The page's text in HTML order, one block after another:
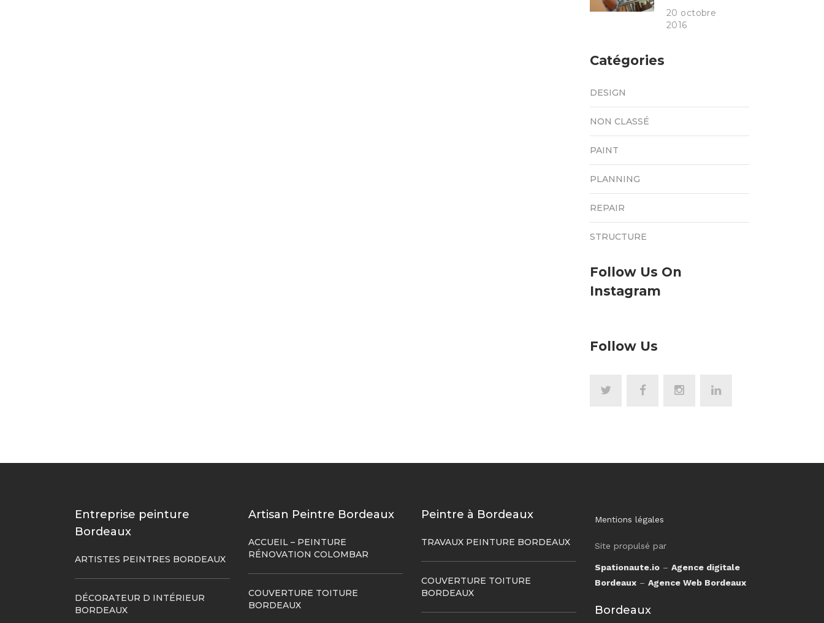
20 octobre
2016
Catégories
DESIGN
NON CLASSÉ
PAINT
PLANNING
REPAIR
STRUCTURE
Follow Us On
Instagram
Follow Us
Entreprise peinture
Bordeaux
ARTISTES PEINTRES BORDEAUX
DÉCORATEUR D INTÉRIEUR
BORDEAUX
Artisan Peintre Bordeaux
ACCUEIL – PEINTURE
RÉNOVATION COLOMBAR
COUVERTURE TOITURE
BORDEAUX
Peintre à Bordeaux
TRAVAUX PEINTURE BORDEAUX
COUVERTURE TOITURE
BORDEAUX
Mentions légales
Site propulsé par
Spationaute.io– Agence digitale
Bordeaux– Agence Web Bordeaux
Bordeaux